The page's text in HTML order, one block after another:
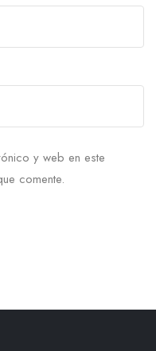
y web en este
comente.